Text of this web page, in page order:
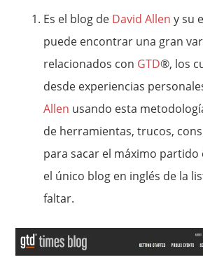
Es el blog de David Allen y su
puede encontrar una gran
relacionados con GTD®, los
desde experiencias
Allen usando esta
de herramientas, trucos,
para sacar el máximo partido
el único blog en inglés de la
faltar.